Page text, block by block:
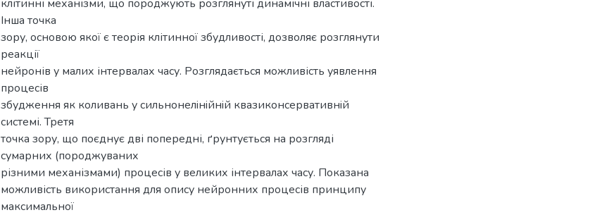
клітинні механізми, що породжують розглянуті динамічні властивості.
Інша точка
зору, основою якої є теорія клітинної збудливості, дозволяє розглянути
реакції
нейронів у малих інтервалах часу. Розглядається можливість уявлення
процесів
збудження як коливань у сильнонелiнiйнiй квазиконсервативнiй
системі. Третя
точка зору, що поєднує дві попередні, ґрунтується на розгляді
сумарних (породжуваних
різними механізмами) процесів у великих інтервалах часу. Показана
можливість використання для опису нейронних процесів принципу
максимальної